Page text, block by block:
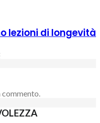
lezioni di longevità
commento.